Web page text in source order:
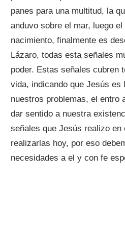
panes para una multitud, la
anduvo sobre el mar, luego
nacimiento, finalmente es
Lázaro, todas esta señales
poder. Estas señales cubren
vida, indicando que Jesús es
nuestros problemas, el entro
dar sentido a nuestra
señales que Jesús realizo en
realizarlas hoy, por eso
necesidades a el y con fe